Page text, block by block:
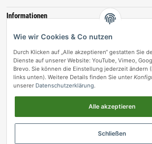
Informationen
Zahlungsmöglichkeiten
Vertrag widerrufen
Wie wir Cookies & Co nutzen
Durch Klicken auf „Alle akzeptieren“ gestatten Sie
Dienste auf unserer Website: YouTube, Vimeo,
Brevo. Sie können die Einstellung jederzeit ändern
links unten). Weitere Details finden Sie unter
unserer Datenschutzerklärung.
Alle akzeptieren
Schließen